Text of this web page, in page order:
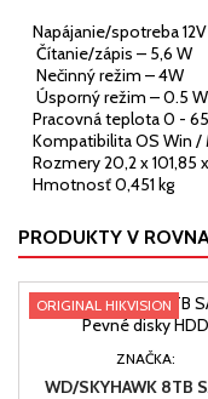
Napájanie/spotreba 12V
Čítanie/zápis – 5,6 W
Nečinný režim – 4W
Úsporný režim – 0.5 W
Pracovná teplota 0 -
Kompatibilita OS Win /
Rozmery 20,2 x 101,85
Hmotnosť 0,451 kg
PRODUKTY V
ORIGINAL HIKVISION
ZNAČKA:
WD/SKYHAWK 8TB